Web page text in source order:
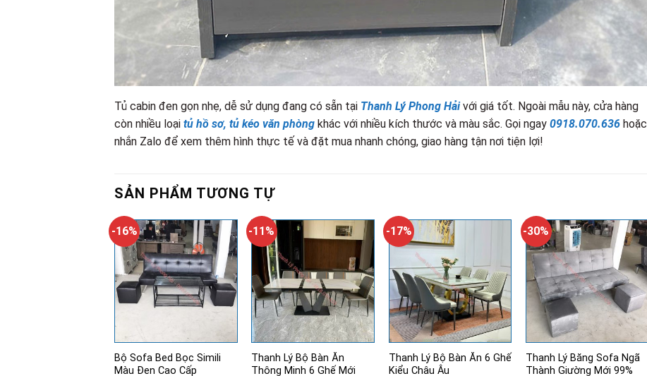
Tủ cabin đen gọn nhẹ, dễ sử dụng đang có sẵn tại Thanh Lý Phong Hải với giá tốt. Ngoài mẫu này, cửa hàng
còn nhiều loại tủ hồ sơ, tủ kéo văn phòng khác với nhiều kích thước và màu sắc. Gọi ngay 0918.070.636 hoặc
nhắn Zalo để xem thêm hình thực tế và đặt mua nhanh chóng, giao hàng tận nơi tiện lợi!
SẢN PHẨM TƯƠNG TỰ
-16%
Bộ Sofa Bed Bọc Simili
Màu Đen Cao Cấp
-11%
Thanh Lý Bộ Bàn Ăn
Thông Minh 6 Ghế Mới
-17%
Thanh Lý Bộ Bàn Ăn 6 Ghế
Kiểu Châu Âu
-30%
Thanh Lý Băng Sofa Ngã
Thành Giường Mới 99%